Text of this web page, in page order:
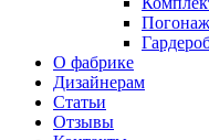
Погонаж
О фабрике
Дизайнерам
Статьи
Отзывы